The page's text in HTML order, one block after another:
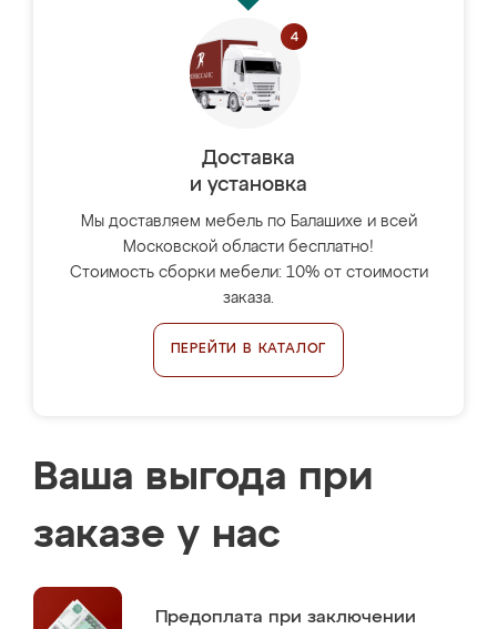
Доставка
и установка
Мы доставляем мебель по Балашихе и всей
Московской области бесплатно!
Стоимость сборки мебели: 10% от стоимости
заказа.
ПЕРЕЙТИ В КАТАЛОГ
Ваша выгода при
заказе у нас
Предоплата при заключении